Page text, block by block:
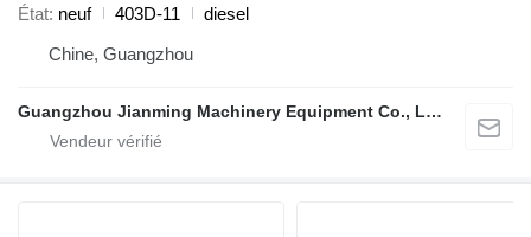
État neuf 403D-11
diesel
Chine, Guangzhou
Guangzhou Jianming Machinery Equipment Co., Ltd.